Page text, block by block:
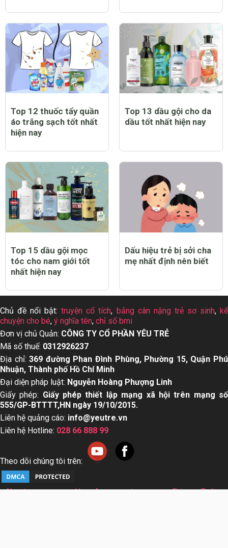
Top 12 thuốc tẩy quần
áo trắng sạch tốt nhất
hiện nay
Top 13 dầu gội cho da
dầu tốt nhất hiện nay
Top 15 dầu gội mọc
tóc cho nam giới tốt
nhất hiện nay
Dấu hiệu trẻ bị sởi cha
mẹ nhất định nên biết
Chủ đề nổi bật:truyện cổ tích, bảng cân nặng trẻ sơ sinh,kể
chuyện cho bé, ý nghĩa tên, chỉ số bmi
Đơn vị chủ Quản: CÔNG TY CỔ PHẦN YÊU TRẺ
Mã số thuế: 0312926237
Địa chỉ:369 đường Phan Đình Phùng, Phường 15, Quận Phú
Nhuận, Thành phố Hồ Chí Minh
Đại diện pháp luật: Nguyễn Hoàng Phượng Linh
Giấy phép: Giấy phép thiết lập mạng xã hội trên mạng số
555/GP-BTTTT,HN ngày 19/10/2015.
Liên hệ quảng cáo: info@yeutre.vn
Liên hệ Hotline: 028 66 888 99
Theo dõi chúng tôi trên:
About us User Agreement
Privacy Policy